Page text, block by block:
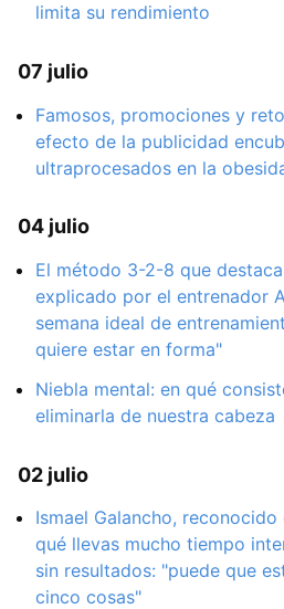
limita su rendimiento
07 julio
Famosos, promociones y
efecto de la publicidad
ultraprocesados en la
04 julio
El método 3-2-8 que
explicado por el entrenador
semana ideal de
quiere estar en forma"
Niebla mental: en qué
eliminarla de nuestra cabeza
02 julio
Ismael Galancho,
qué llevas mucho tiempo
sin resultados: "puede que
cinco cosas"